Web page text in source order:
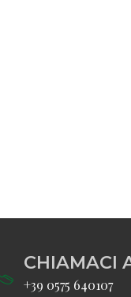
CHIAMACI
+39 0575 640107